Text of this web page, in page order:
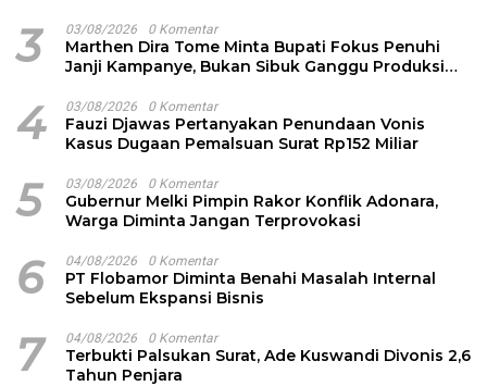
3 03/08/2026 0 Komentar
Marthen Dira Tome Minta Bupati Fokus Penuhi
Janji Kampanye, Bukan Sibuk Ganggu Produksi
4 03/08/2026 0 Komentar
Fauzi Djawas Pertanyakan Penundaan Vonis
Kasus Dugaan Pemalsuan Surat Rp152 Miliar
5 03/08/2026 0 Komentar
Gubernur Melki Pimpin Rakor Konflik Adonara,
Warga Diminta Jangan Terprovokasi
6 04/08/2026 0 Komentar
PT Flobamor Diminta Benahi Masalah Internal
Sebelum Ekspansi Bisnis
7 04/08/2026 0 Komentar
Terbukti Palsukan Surat, Ade Kuswandi Divonis 2,6
Tahun Penjara